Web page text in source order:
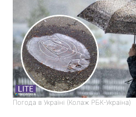
Погода в Україні (Колаж РБК-Україна)